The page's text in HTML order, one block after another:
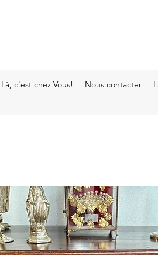
Là, c'est chez Vous! Nous contacter